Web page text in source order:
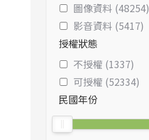
圖像資料 (48254)
影音資料 (5417)
授權狀態
不授權 (1337)
可授權 (52334)
民國年份